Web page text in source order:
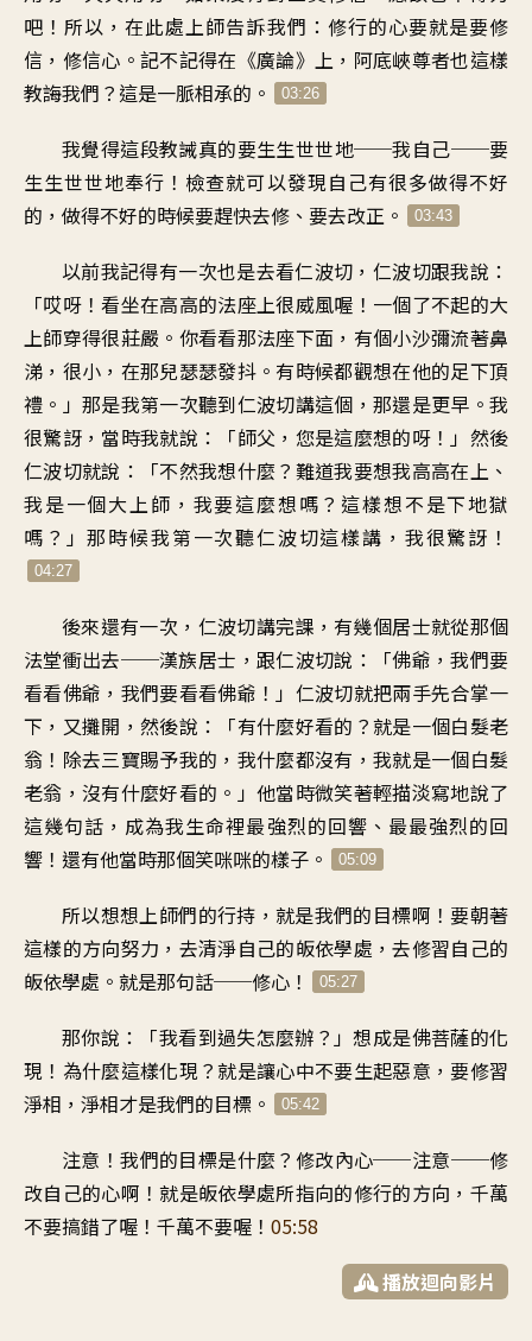
吧 ！所以 ，在此處上師告訴我們 ： 修行的心要就是要修
信，修信心 。記不記得在《廣論》上 ， 阿底峽尊者也這樣
教誨我們 ？ 這是一脈相承的 。 03:26
我覺得這段教誡真的要生生世世地──我自己──要
生生世世地奉行 ！ 檢查就可以發現自己有很多做得不好
的 ， 做得不好的時候要趕快去修、要去改正 。 03:43
以前我記得有一次也是去看仁波切 ， 仁波切跟我說 ：
「哎呀 ！看坐在高高的法座上很威風喔 ！ 一個了不起的大
上師穿得很莊嚴 。 你看看那法座下面 ， 有個小沙彌流著鼻
涕，很小 ， 在那兒瑟瑟發抖 。 有時候都觀想在他的足下頂
禮 。」那是我第一次聽到仁波切講這個 ，那還是更早 。我
很驚訝 ， 當時我就說 ：「師父，您是這麼想的呀 ！」 然後
仁波切就說 ：「不然我想什麼 ？ 難道我要想我高高在上 、
我是一個大上師 ， 我要這麼想嗎 ？ 這樣想不是下地獄
嗎 ？」那時候我第一次聽仁波切這樣講，我很驚訝 ！
04:27
後來還有一次 ， 仁波切講完課 ， 有幾個居士就從那個
法堂衝出去──漢族居士 ， 跟仁波切說 ：「佛爺，我們要
看看佛爺 ， 我們要看看佛爺 ！」 仁波切就把兩手先合掌一
下，又攤開 ，然後說：「有什麼好看的 ？就是一個白髮老
翁 ！ 除去三寶賜予我的 ， 我什麼都沒有 ，我就是一個白髮
老翁 ，沒有什麼好看的 。」他當時微笑著輕描淡寫地說了
這幾句話 ， 成為我生命裡最強烈的回響 、 最最強烈的回
響 ！ 還有他當時那個笑咪咪的樣子 。 05:09
所以想想上師們的行持 ，就是我們的目標啊 ！要朝著
這樣的方向努力 ， 去清淨自己的皈依學處 ，去修習自己的
皈依學處 。 就是那句話──修心 ！ 05:27
那你說 ：「我看到過失怎麼辦 ？」想成是佛菩薩的化
現 ！ 為什麼這樣化現 ？就是讓心中不要生起惡意 ，要修習
淨相 ， 淨相才是我們的目標 。 05:42
注意 ！我們的目標是什麼 ？ 修改內心──注意──修
改自己的心啊 ！就是皈依學處所指向的修行的方向 ， 千萬
不要搞錯了喔 ！ 千萬不要喔 ！ 05:58
播放迴向影片